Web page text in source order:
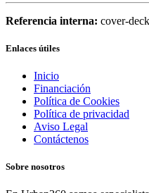
Referencia interna: cover-
Enlaces útiles
Inicio
Financiación
Política de Cookies
Política de privacidad
Aviso Legal
Contáctenos
Sobre nosotros